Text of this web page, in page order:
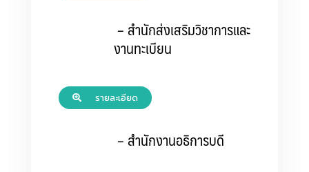
– สำนักส่งเสริมวิชาการและ
งานทะเบียน
รายละเอียด
– สำนักงานอธิการบดี